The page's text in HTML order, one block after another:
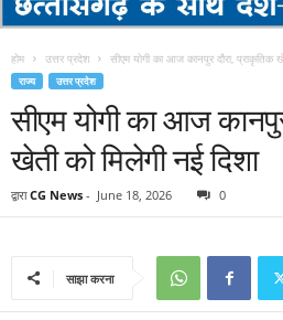
होम उत्तर प्रदेश सीएम योगी का आज कानपुर दौरा, प्राकृतिक
राज्य उत्तर प्रदेश
सीएम योगी का आज
खेती को मिलेगी नई दिशा
द्वारा CG News - June 18, 2026 0
साझा करना